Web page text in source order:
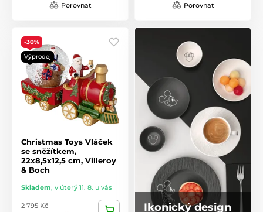
Porovnat Porovnat
-30%
Výprodej
Christmas Toys Vláček
se sněžítkem,
22x8,5x12,5 cm, Villeroy
& Boch
Skladem, v úterý 11. 8. u vás
2 795 Kč
Ikonický design